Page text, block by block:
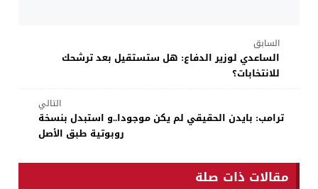
السابق
الساعدي لوزير الدفاع: هل ستستقيل بعد ترشحك
للانتخابات؟
التالي
ترامب: بايدن الحقيقي لم يكن موجودا..و استبدل بنسخة
روبوتية طبق الأصل
مقالات ذات صلة